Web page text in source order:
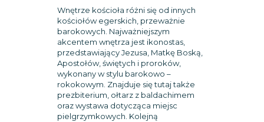
Wnętrze kościoła różni się od innych
kościołów egerskich, przeważnie
barokowych. Najważniejszym
akcentem wnętrza jest ikonostas,
przedstawiający Jezusa, Matkę Boską,
Apostołów, świętych i proroków,
wykonany w stylu barokowo –
rokokowym. Znajduje się tutaj także
prezbiterium, ołtarz z baldachimem
oraz wystawa dotycząca miejsc
pielgrzymkowych. Kolejną